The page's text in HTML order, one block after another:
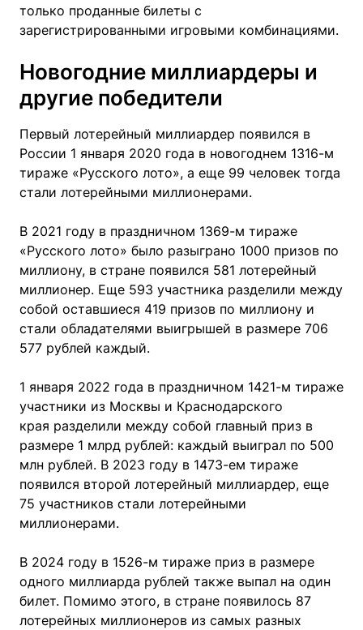
только проданные билеты с
зарегистрированными игровыми комбинациями.
Новогодние миллиардеры и
другие победители
Первый лотерейный миллиардер появился в
России 1 января 2020 года в новогоднем 1316-м
тираже «Русского лото», а еще 99 человек тогда
стали лотерейными миллионерами.
В 2021 году в праздничном 1369-м тираже
«Русского лото» было разыграно 1000 призов по
миллиону, в стране появился 581 лотерейный
миллионер. Еще 593 участника разделили между
собой оставшиеся 419 призов по миллиону и
стали обладателями выигрышей в размере 706
577 рублей каждый.
1 января 2022 года в праздничном 1421-м тираже
участники из Москвы и Краснодарского
края разделили между собой главный приз в
размере 1 млрд рублей: каждый выиграл по 500
млн рублей. В 2023 году в 1473-ем тираже
появился второй лотерейный миллиардер, еще
75 участников стали лотерейными
миллионерами.
В 2024 году в 1526-м тираже приз в размере
одного миллиарда рублей также выпал на один
билет. Помимо этого, в стране появилось 87
лотерейных миллионеров из самых разных